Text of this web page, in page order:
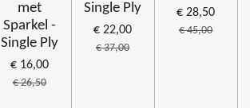
met
Sparkel -
Single Ply
€ 16,00
€ 26,50
Single Ply
€ 22,00
€ 37,00
€ 28,50
€ 45,00